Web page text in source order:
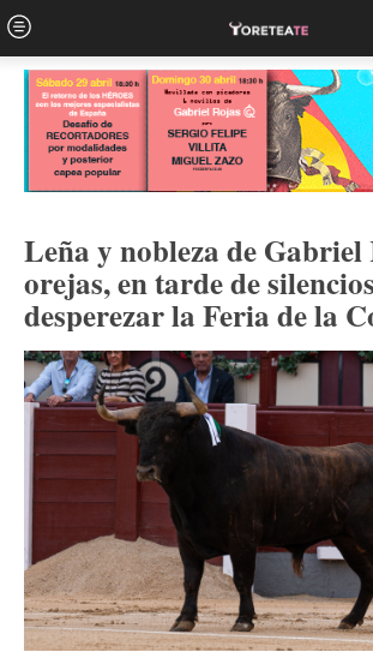
Leña y nobleza de Gabriel
orejas, en tarde de
desperezar la Feria de la